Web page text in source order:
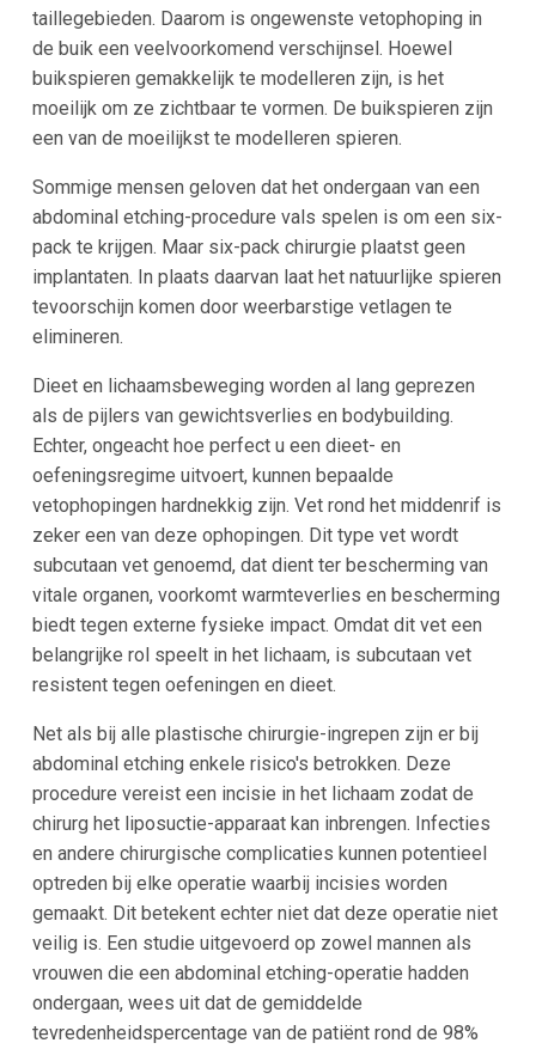
taillegebieden. Daarom is ongewenste vetophoping in
de buik een veelvoorkomend verschijnsel. Hoewel
buikspieren gemakkelijk te modelleren zijn, is het
moeilijk om ze zichtbaar te vormen. De buikspieren zijn
een van de moeilijkst te modelleren spieren.
Sommige mensen geloven dat het ondergaan van een
abdominal etching-procedure vals spelen is om een six-
pack te krijgen. Maar six-pack chirurgie plaatst geen
implantaten. In plaats daarvan laat het natuurlijke spieren
tevoorschijn komen door weerbarstige vetlagen te
elimineren.
Dieet en lichaamsbeweging worden al lang geprezen
als de pijlers van gewichtsverlies en bodybuilding.
Echter, ongeacht hoe perfect u een dieet- en
oefeningsregime uitvoert, kunnen bepaalde
vetophopingen hardnekkig zijn. Vet rond het middenrif is
zeker een van deze ophopingen. Dit type vet wordt
subcutaan vet genoemd, dat dient ter bescherming van
vitale organen, voorkomt warmteverlies en bescherming
biedt tegen externe fysieke impact. Omdat dit vet een
belangrijke rol speelt in het lichaam, is subcutaan vet
resistent tegen oefeningen en dieet.
Net als bij alle plastische chirurgie-ingrepen zijn er bij
abdominal etching enkele risico's betrokken. Deze
procedure vereist een incisie in het lichaam zodat de
chirurg het liposuctie-apparaat kan inbrengen. Infecties
en andere chirurgische complicaties kunnen potentieel
optreden bij elke operatie waarbij incisies worden
gemaakt. Dit betekent echter niet dat deze operatie niet
veilig is. Een studie uitgevoerd op zowel mannen als
vrouwen die een abdominal etching-operatie hadden
ondergaan, wees uit dat de gemiddelde
tevredenheidspercentage van de patiënt rond de 98%